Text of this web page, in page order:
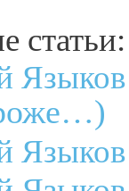
статьи:
Языков
Языков